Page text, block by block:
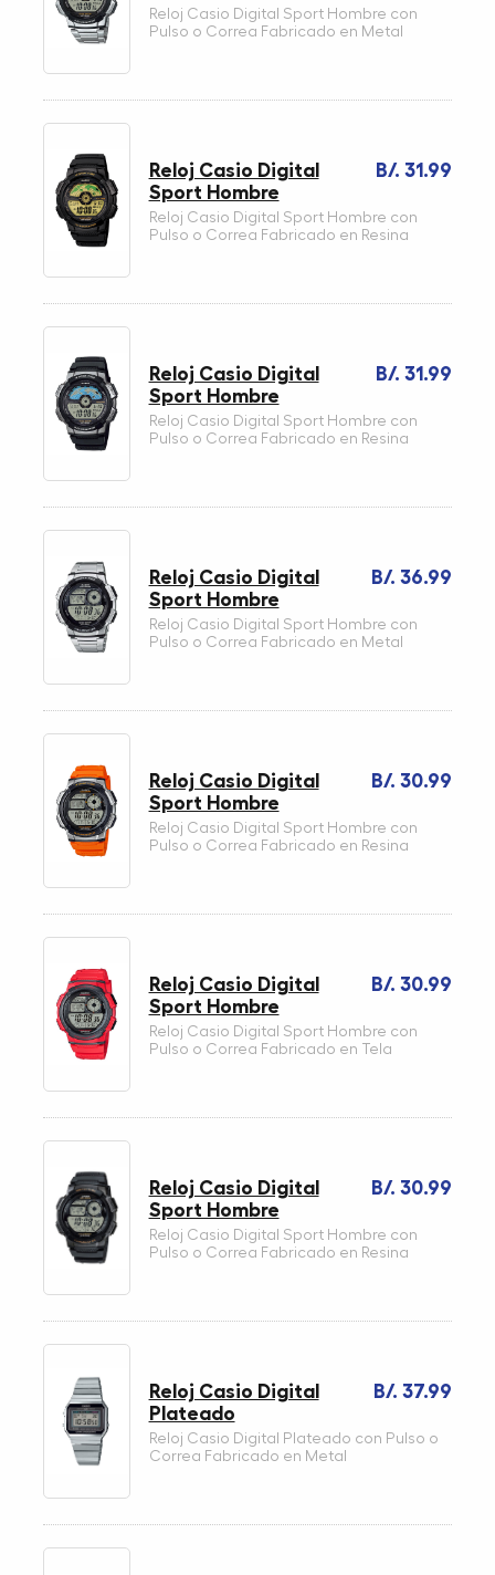
Reloj Casio Digital Sport Hombre con
Pulso o Correa Fabricado en Metal
B/. 31.99
Reloj Casio Digital
Sport Hombre
Reloj Casio Digital Sport Hombre con
Pulso o Correa Fabricado en Resina
B/. 31.99
Reloj Casio Digital
Sport Hombre
Reloj Casio Digital Sport Hombre con
Pulso o Correa Fabricado en Resina
B/. 36.99
Reloj Casio Digital
Sport Hombre
Reloj Casio Digital Sport Hombre con
Pulso o Correa Fabricado en Metal
B/. 30.99
Reloj Casio Digital
Sport Hombre
Reloj Casio Digital Sport Hombre con
Pulso o Correa Fabricado en Resina
B/. 30.99
Reloj Casio Digital
Sport Hombre
Reloj Casio Digital Sport Hombre con
Pulso o Correa Fabricado en Tela
B/. 30.99
Reloj Casio Digital
Sport Hombre
Reloj Casio Digital Sport Hombre con
Pulso o Correa Fabricado en Resina
B/. 37.99
Reloj Casio Digital
Plateado
Reloj Casio Digital Plateado con Pulso o
Correa Fabricado en Metal